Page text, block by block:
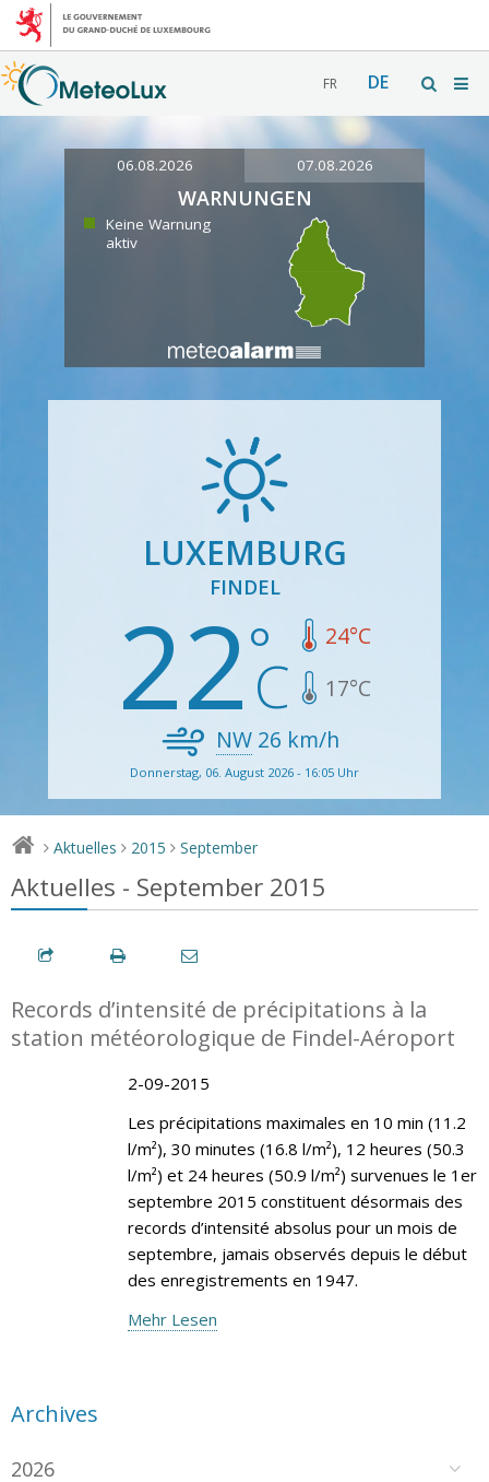
FR DE
06.08.2026 07.08.2026
WARNUNGEN
Keine Warnung
aktiv
LUXEMBURG
FINDEL
22 24°C
17°C
NW26 km/h
Donnerstag, 06. August 2026 - 16:05 Uhr
> Aktuelles > 2015 > September
Aktuelles - September 2015
Records d’intensité de précipitations à la
station météorologique de Findel-Aéroport
2-09-2015
Les précipitations maximales en 10 min (11.2
l/m²), 30 minutes (16.8 l/m²), 12 heures (50.3
l/m²) et 24 heures (50.9 l/m²) survenues le 1er
septembre 2015 constituent désormais des
records d’intensité absolus pour un mois de
septembre, jamais observés depuis le début
des enregistrements en 1947.
Mehr Lesen
Archives
2026